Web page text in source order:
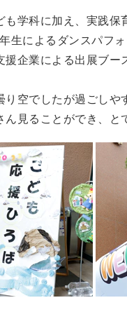
も学科に加え、実践保
生によるダンスパフ
援企業による出展ブ
り空でしたが過ごし
ん見ることができ、と